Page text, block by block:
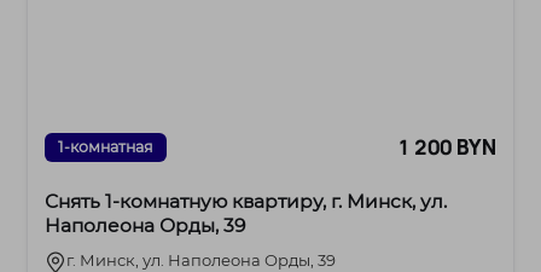
1-комнатная 1 200 BYN
Снять 1-комнатную квартиру, г. Минск, ул.
Наполеона Орды, 39
г. Минск, ул. Наполеона Орды, 39